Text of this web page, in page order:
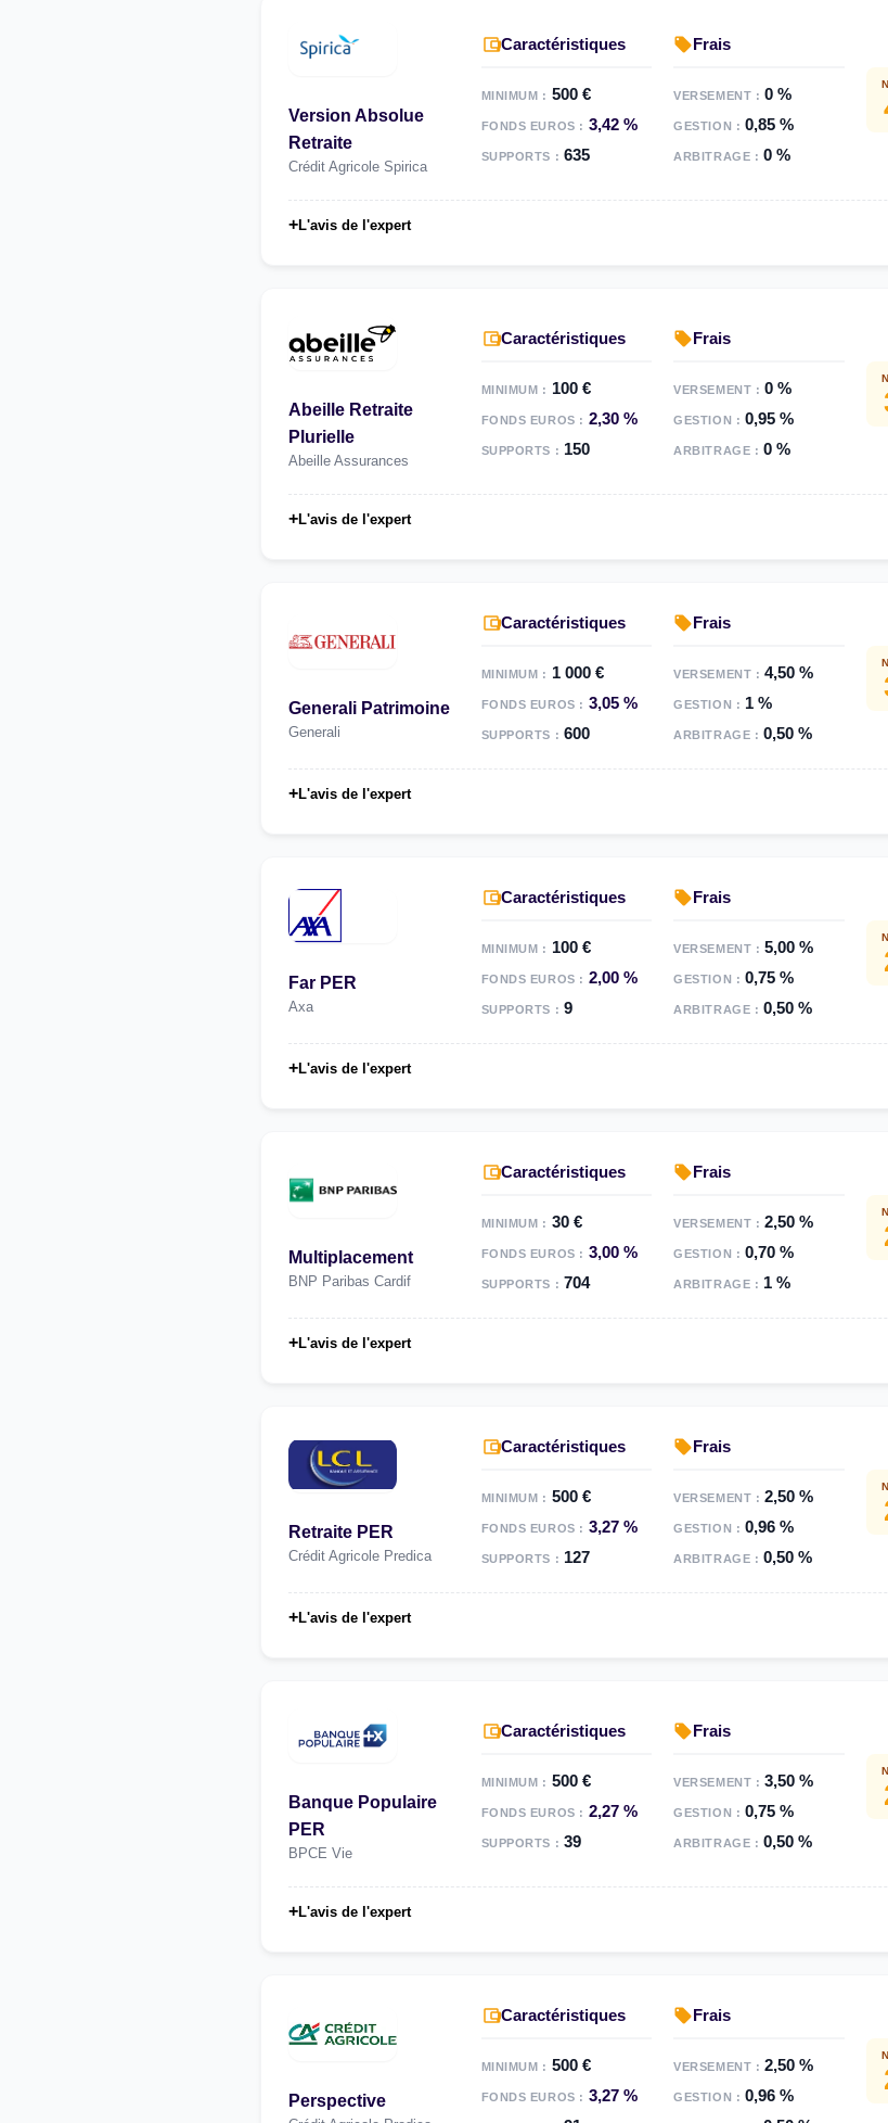
Version Absolue
Retraite
Crédit Agricole Spirica
Caractéristiques
MINIMUM : 500 €
FONDS EUROS : 3,42 %
SUPPORTS : 635
Frais
VERSEMENT : 0 %
GESTION : 0,85 %
ARBITRAGE : 0 %
+L'avis de l'expert
Abeille Retraite
Plurielle
Abeille Assurances
Caractéristiques
MINIMUM : 100 €
FONDS EUROS : 2,30 %
SUPPORTS : 150
Frais
VERSEMENT : 0 %
GESTION : 0,95 %
ARBITRAGE : 0 %
+L'avis de l'expert
Generali Patrimoine
Generali
Caractéristiques
MINIMUM : 1 000 €
FONDS EUROS : 3,05 %
SUPPORTS : 600
Frais
VERSEMENT : 4,50 %
GESTION : 1 %
ARBITRAGE : 0,50 %
+L'avis de l'expert
Far PER
Axa
Caractéristiques
MINIMUM : 100 €
FONDS EUROS : 2,00 %
SUPPORTS : 9
Frais
VERSEMENT : 5,00 %
GESTION : 0,75 %
ARBITRAGE : 0,50 %
+L'avis de l'expert
Multiplacement
BNP Paribas Cardif
Caractéristiques
MINIMUM : 30 €
FONDS EUROS : 3,00 %
SUPPORTS : 704
Frais
VERSEMENT : 2,50 %
GESTION : 0,70 %
ARBITRAGE : 1 %
+L'avis de l'expert
Retraite PER
Crédit Agricole Predica
Caractéristiques
MINIMUM : 500 €
FONDS EUROS : 3,27 %
SUPPORTS : 127
Frais
VERSEMENT : 2,50 %
GESTION : 0,96 %
ARBITRAGE : 0,50 %
+L'avis de l'expert
Banque Populaire
PER
BPCE Vie
Caractéristiques
MINIMUM : 500 €
FONDS EUROS : 2,27 %
SUPPORTS : 39
Frais
VERSEMENT : 3,50 %
GESTION : 0,75 %
ARBITRAGE : 0,50 %
+L'avis de l'expert
Perspective
Caractéristiques
MINIMUM : 500 €
FONDS EUROS : 3,27 %
Frais
VERSEMENT : 2,50 %
GESTION : 0,96 %